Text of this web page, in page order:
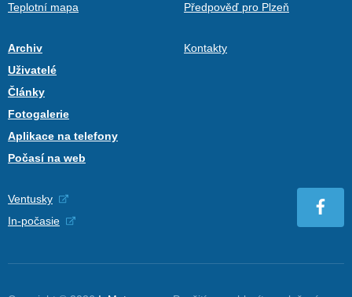
Teplotní mapa
Předpověď pro Plzeň
Archiv
Uživatelé
Články
Fotogalerie
Aplikace na telefony
Počasí na web
Kontakty
Ventusky
In-počasie